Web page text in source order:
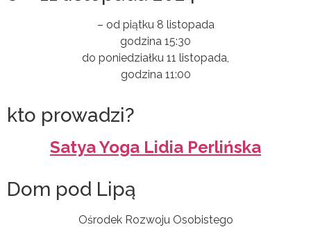
– od piątku 8 listopada
godzina 15:30
do poniedziałku 11 listopada,
godzina 11:00
kto prowadzi?
Satya Yoga Lidia Perlińska
Dom pod Lipą
Ośrodek Rozwoju Osobistego